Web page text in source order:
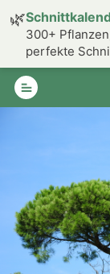
🌿
300+
perfekte